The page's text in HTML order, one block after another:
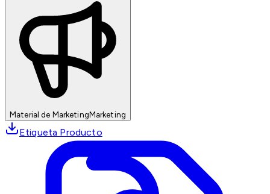
Material de MarketingMarketing
Etiqueta Producto